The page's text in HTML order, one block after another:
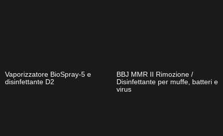
Vaporizzatore BioSpray-5 e
disinfettante D2
BBJ MMR II Rimozione /
Disinfettante per muffe, batteri e
virus